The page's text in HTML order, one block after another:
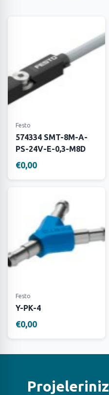
Festo
574334 SMT-8M-A-
PS-24V-E-0,3-M8D
€0,00
Festo
Y-PK-4
€0,00
Projeleriniz